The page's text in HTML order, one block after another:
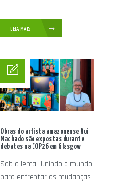
LEIA MAIS
Obras do artista amazonense Rui
Machado são expostas durante
debates na COP26 em Glasgow
Sob o lema “Unindo o mundo
para enfrentar as mudanças